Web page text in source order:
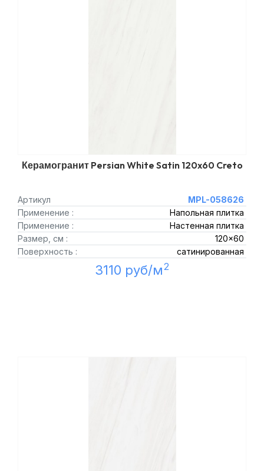
Керамогранит Persian White Satin 120x60 Creto
Артикул
MPL-058626
Применение :
Напольная плитка
Применение :
Настенная плитка
Размер, см :
120x60
Поверхность :
сатинированная
3110 руб/м2